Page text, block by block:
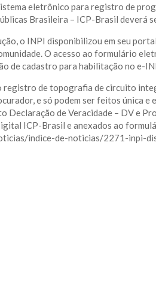
eletrônico para registro de
Brasileira – ICP-Brasil deverá
o INPI disponibilizou em seu
O acesso ao formulário
de cadastro para habilitação no e-
registro de topografia de circuito
e só podem ser feitos única
Declaração de Veracidade – DV e
ICP-Brasil e anexados ao
indice-de-noticias/2271-inpi-